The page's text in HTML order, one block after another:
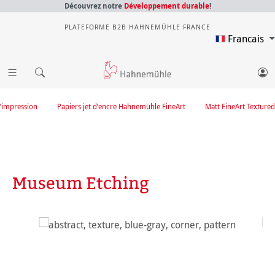
Découvrez notre Développement durable!
PLATEFORME B2B HAHNEMÜHLE FRANCE
Francais
Matt FineArt Textured
Papiers jet d’encre Hahnemühle FineArt
Museum Etching
Ignorer la galerie d'images